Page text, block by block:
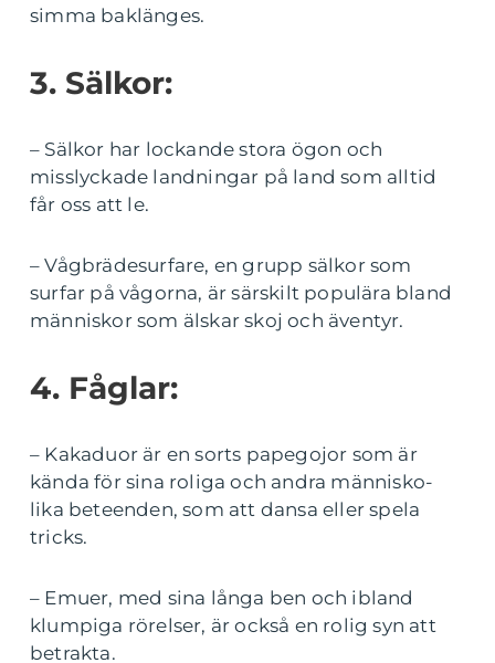
simma baklänges.
3. Sälkor:
– Sälkor har lockande stora ögon och
misslyckade landningar på land som alltid
får oss att le.
– Vågbrädesurfare, en grupp sälkor som
surfar på vågorna, är särskilt populära bland
människor som älskar skoj och äventyr.
4. Fåglar:
– Kakaduor är en sorts papegojor som är
kända för sina roliga och andra människo-
lika beteenden, som att dansa eller spela
tricks.
– Emuer, med sina långa ben och ibland
klumpiga rörelser, är också en rolig syn att
betrakta.